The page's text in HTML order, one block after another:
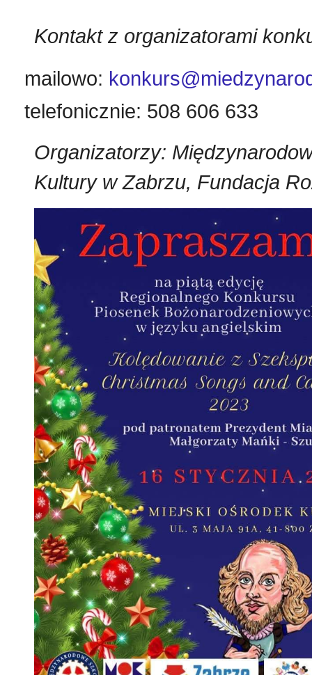
Kontakt z organizatorami
mailowo:
telefonicznie: 508 606 633
Organizatorzy:
Kultury w Zabrzu, Fundacja